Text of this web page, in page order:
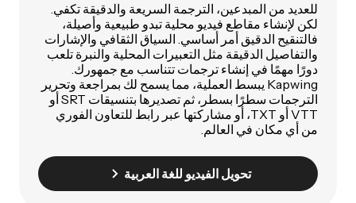
للعديد من المبدعين، الترجمة السريعة والدقيقة تكفي.
لكن لإنشاء مقاطع فيديو محلية تبدو طبيعية وأصيلة،
فالتنقيح الدقيق أمر أساسي. السياق الثقافي والإشارات
والتفاصيل الدقيقة مثل التعبيرات المحلية والنبرة تلعب
دورًا مهمًا في إنشاء ترجمات تتناسب مع جمهورك.
Kapwing يبسط العملية، مما يسمح لك بمراجعة وتحرير
الترجمات سطرًا بسطر، ثم تصديرها بتنسيقات SRT أو
VTT أو TXT، أو مشاركتها عبر رابط للتعاون الفوري
من أي مكان في العالم.
تحويل الفيديو للغة العربية